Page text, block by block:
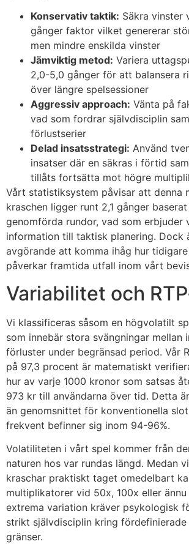
Konservativ taktik: Säkra vinster
gånger faktor vilket genererar
men mindre enskilda vinster
Jämviktig metod: Variera
2,0-5,0 gånger för att balansera
över längre spelsessioner
Aggressiv approach: Vänta på
vad som fordrar självdisciplin
förlustserier
Delad insatsstrategi: Använd
insatser där en säkras i förtid
tillåts fortsätta mot högre
Vårt statistiksystem påvisar att denna
kraschen ligger runt 2,1 gånger
genomförda rundor, vad som erbjuder
information till taktisk planering. Dock
avgörande att komma ihåg hur
påverkar framtida utfall inom vårt
Variabilitet och
Vi klassificeras såsom en högvolatilt
som innebär stora svängningar mellan
förluster under begränsad period. Vår
på 97,3 procent är matematiskt
hur av varje 1000 kronor som satsas
973 kr till användarna över tid. Detta
än genomsnittet för konventionella
frekvent befinner sig inom 94-96%.
Volatiliteten i vårt spel kommer från
naturen hos var rundas längd. Medan
kraschar praktiskt taget omedelbart
multiplikatorer vid 50x, 100x eller ännu
extrema variation kräver psykologisk
strikt självdisciplin kring
gränser.